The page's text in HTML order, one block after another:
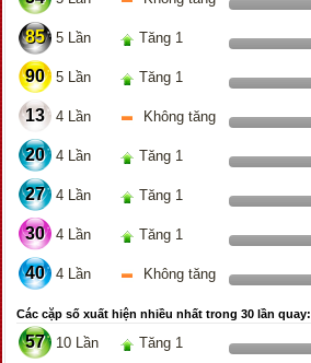
85 5 Lần Tăng 1
90 5 Lần Tăng 1
13 4 Lần Không tăng
20 4 Lần Tăng 1
27 4 Lần Tăng 1
30 4 Lần Tăng 1
40 4 Lần Không tăng
Các cặp số xuất hiện nhiều nhất trong 30 lần quay:
57 10 Lần Tăng 1